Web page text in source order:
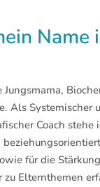
Name
Als Systemischer
Coach stehe
für die
zu Elternthemen